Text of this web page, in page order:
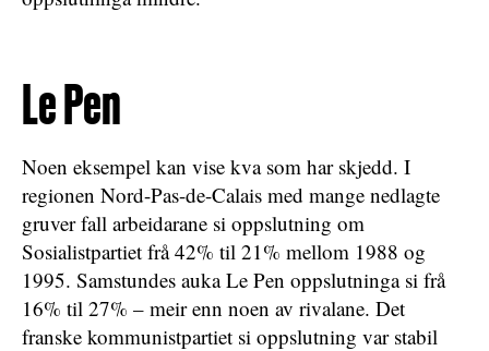
Le Pen
Noen eksempel kan vise kva som har skjedd. I
regionen Nord-Pas-de-Calais med mange nedlagte
gruver fall arbeidarane si oppslutning om
Sosialistpartiet frå 42% til 21% mellom 1988 og
1995. Samstundes auka Le Pen oppslutninga si frå
16% til 27% – meir enn noen av rivalane. Det
franske kommunistpartiet si oppslutning var stabil